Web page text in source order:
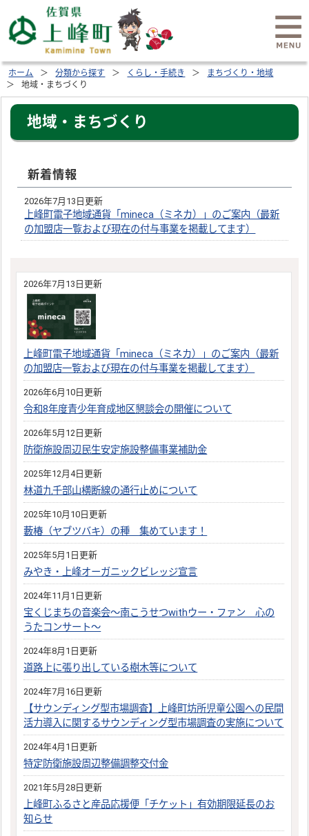
ホーム 分類から探す くらし・手続き
まちづくり・地域
地域・まちづくり
地域・まちづくり
新着情報
2026年7月13日更新
上峰町電子地域通貨「mineca（ミネカ）」のご案内（最新
の加盟店一覧および現在の付与事業を掲載してます）
2026年7月13日更新
上峰町電子地域通貨「mineca（ミネカ）」のご案内（最新
の加盟店一覧および現在の付与事業を掲載してます）
2026年6月10日更新
令和8年度青少年育成地区懇談会の開催について
2026年5月12日更新
防衛施設周辺民生安定施設整備事業補助金
2025年12月4日更新
林道九千部山横断線の通行止めについて
2025年10月10日更新
藪椿（ヤブツバキ）の種 集めています！
2025年5月1日更新
みやき・上峰オーガニックビレッジ宣言
2024年11月1日更新
宝くじまちの音楽会～南こうせつwithウー・ファン 心の
うたコンサート～
2024年8月1日更新
道路上に張り出している樹木等について
2024年7月16日更新
【サウンディング型市場調査】上峰町坊所児童公園への民間
活力導入に関するサウンディング型市場調査の実施について
2024年4月1日更新
特定防衛施設周辺整備調整交付金
2021年5月28日更新
上峰町ふるさと産品応援便「チケット」有効期限延長のお
知らせ